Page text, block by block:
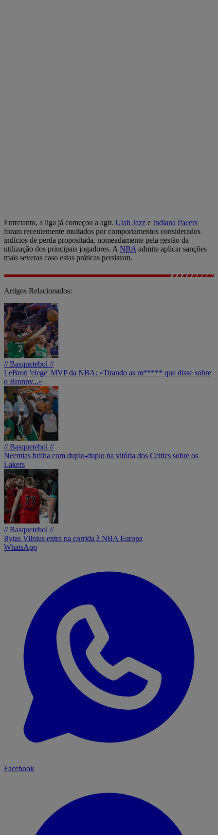
Entretanto, a liga já começou a agir. Utah Jazz e Indiana Pacers
foram recentemente multados por comportamentos considerados
indícios de perda propositada, nomeadamente pela gestão da
utilização dos principais jogadores. A NBA admite aplicar sanções
mais severas caso estas práticas persistam.
Artigos Relacionados:
// Basquetebol //
LeBron 'elege' MVP da NBA: «Tirando as m***** que disse sobre
o Bronny...»
// Basquetebol //
Neemias brilha com duplo-duplo na vitória dos Celtics sobre os
Lakers
// Basquetebol //
Rytas Vilnius entra na corrida à NBA Europa
WhatsApp
Facebook